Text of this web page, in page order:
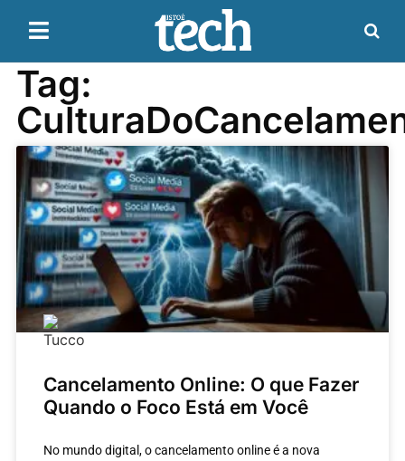
Tag:
Cancelamento Online: O que Fazer
Quando o Foco Está em Você
No mundo digital, o cancelamento online é a nova